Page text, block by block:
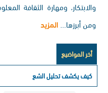
والابتكار، ومهارة الثقافة
ومن أبرزها... المزيد
أخر المواضيع
كيف يكشف تحليل الشعر عن تعاطي
التفسير الكي